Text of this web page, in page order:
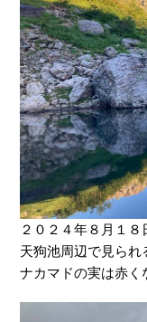
２０２４年８月１８
天狗池周辺で見ら
ナカマドの実は赤く